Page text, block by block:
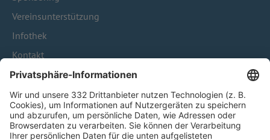
Vereinsunterstützung
Infothek
Kontakt
HÄUFIG BESUCHTE SEITEN
Pässe und Vereinswechsel
Trainerausbildung